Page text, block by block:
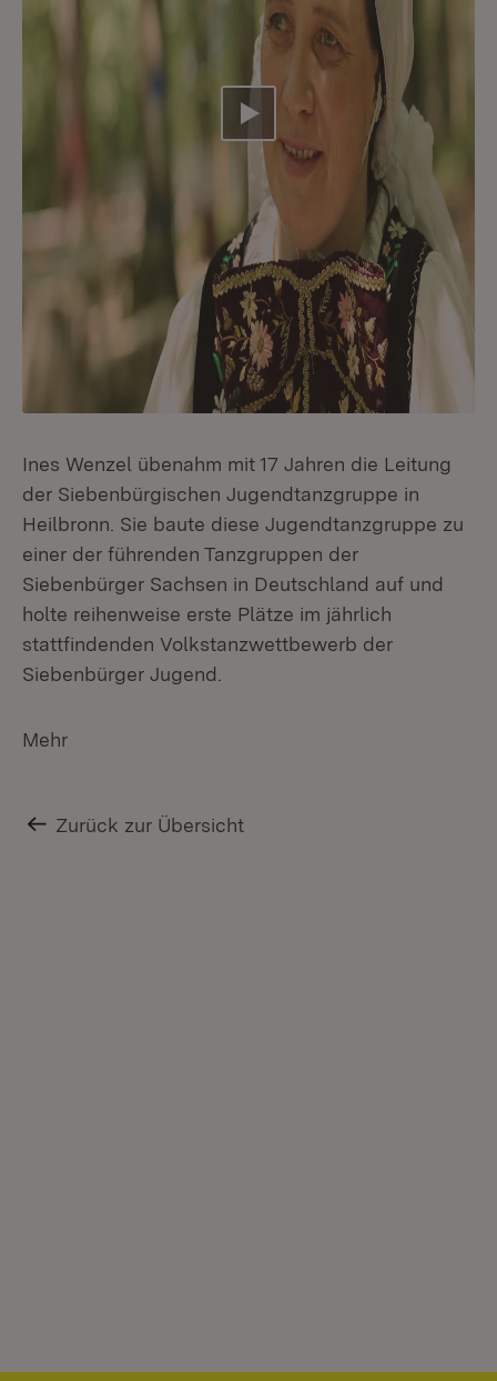
Video abspielen
Ines Wenzel übenahm mit 17 Jahren die Leitung
der Siebenbürgischen Jugendtanzgruppe in
Heilbronn. Sie baute diese Jugendtanzgruppe zu
einer der führenden Tanzgruppen der
Siebenbürger Sachsen in Deutschland auf und
holte reihenweise erste Plätze im jährlich
stattfindenden Volkstanzwettbewerb der
Siebenbürger Jugend.
Mehr
Zurück zur Übersicht